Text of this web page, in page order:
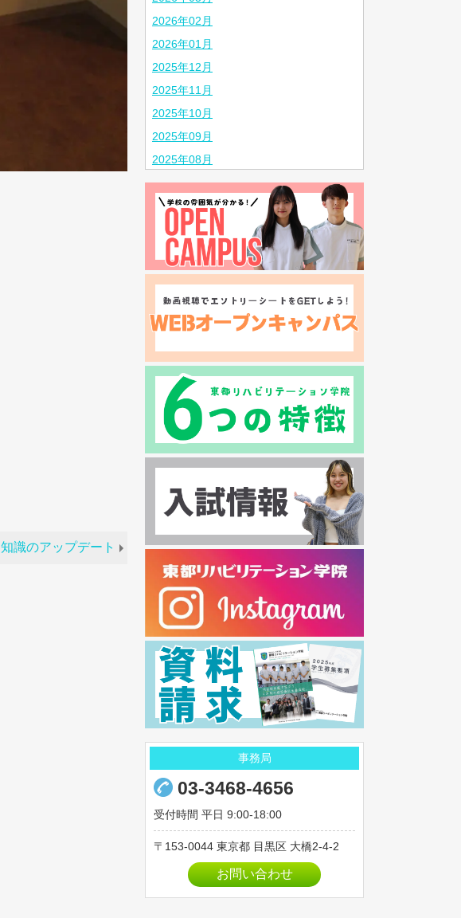
知識のアップデート
2026年02月
2026年01月
2025年12月
2025年11月
2025年10月
2025年09月
2025年08月
2025年07月
2025年06月
2025年05月
2025年04月
2025年03月
2025年02月
2024年10月
2024年07月
2024年06月
2024年05月
2024年04月
2024年03月
2024年01月
2023年11月
2023年10月
2023年09月
2023年08月
2023年07月
2023年06月
2023年05月
2023年04月
2023年01月
2022年12月
2022年11月
2022年10月
2022年09月
2022年08月
事務局
03-3468-4656
受付時間 平日 9:00-18:00
153-0044 東京都 目黒区 大橋2-4-2
お問い合わせ